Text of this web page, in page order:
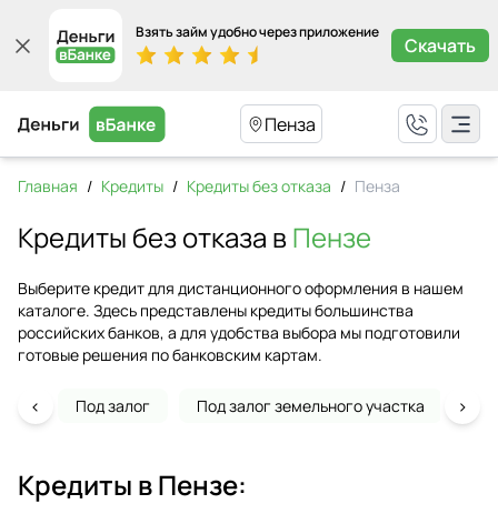
Взять займ удобно через приложение
Скачать
Пенза
Главная / Кредиты / Кредиты без отказа / Пенза
Кредиты без отказа вПензе
Выберите кредит для дистанционного оформления в нашем
каталоге. Здесь представлены кредиты большинства
российских банков, а для удобства выбора мы подготовили
готовые решения по банковским картам.
Под залог Под залог земельного участка
‹ ›
Кредиты вПензе: